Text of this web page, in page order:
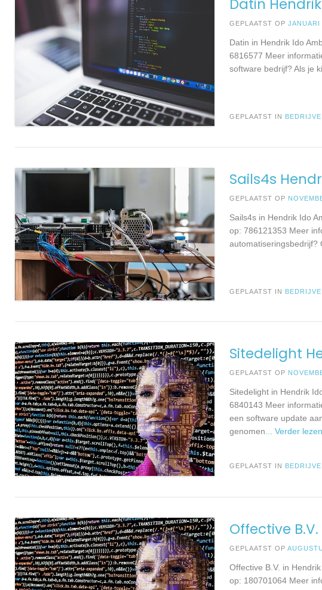
Datin
GEPLAATST OPJANUARI
Datin in Hendrik Ido
6816577 Meer
software bedrijf? Als je
GEPLAATST IN
Sails4s
GEPLAATST OP
Sails4s in Hendrik Ido
op: 786121353 Meer
automatiseringsbedrijf?
GEPLAATST IN
Sitedelight
GEPLAATST OP
Sitedelight in Hendrik
6840143 Meer
een software update
genomen... Verder lezen
GEPLAATST IN
Offective
GEPLAATST OP
Offective B.V. in
op: 180701064 Meer